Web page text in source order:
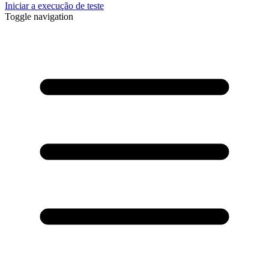
Iniciar a execução de teste
Toggle navigation